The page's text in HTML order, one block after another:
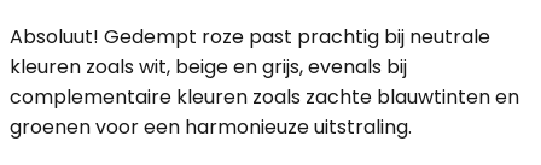
Absoluut! Gedempt roze past prachtig bij neutrale
kleuren zoals wit, beige en grijs, evenals bij
complementaire kleuren zoals zachte blauwtinten en
groenen voor een harmonieuze uitstraling.